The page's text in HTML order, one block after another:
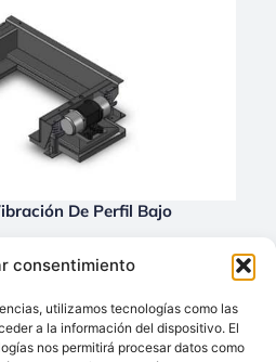
consentimiento
utilizamos tecnologías como las
a la información del dispositivo. El
nos permitirá procesar datos como
De Perfil Bajo